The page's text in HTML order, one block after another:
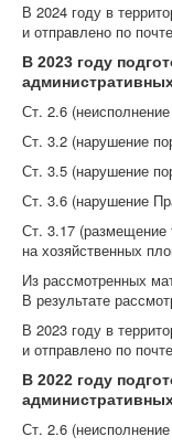
В 2024 году в
и отправлено по
В 2023 году
Ст. 2.6
Ст. 3.2 (нарушение
Ст. 3.5 (нарушение
Ст. 3.6 (нарушение
Ст. 3.17 (размещение
на хозяйственных
Из рассмотренных
В результате
В 2023 году в
и отправлено по
В 2022 году
Ст. 2.6